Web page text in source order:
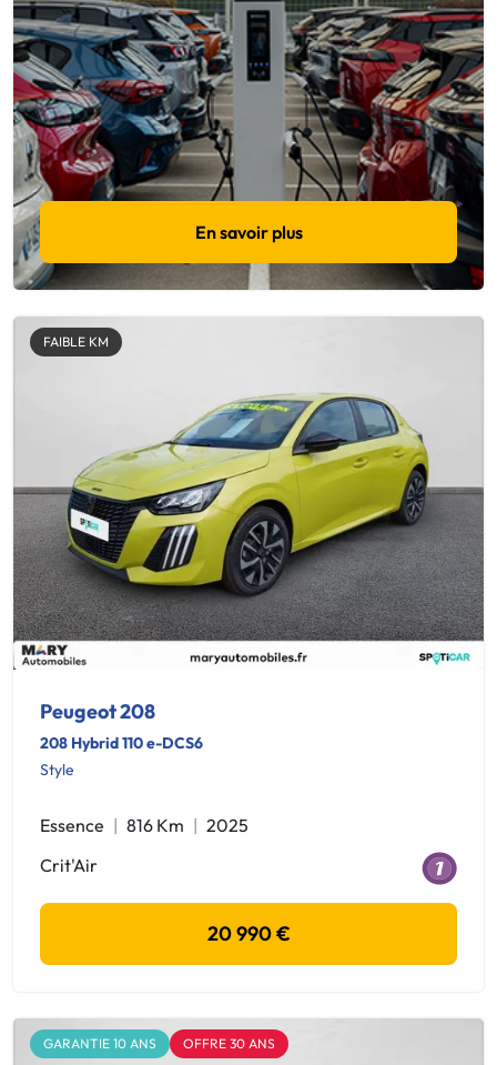
En savoir plus
FAIBLE KM
Peugeot 208
208 Hybrid 110 e-DCS6
Style
Essence 816 Km
2025
Crit'Air
20 990 €
GARANTIE 10 ANS OFFRE 30 ANS